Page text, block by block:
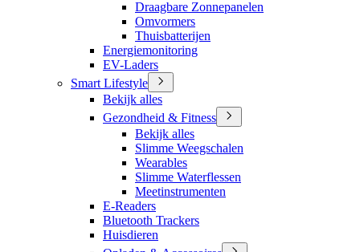
Draagbare Zonnepanelen
Omvormers
Thuisbatterijen
Energiemonitoring
EV-Laders
Smart Lifestyle
Bekijk alles
Gezondheid & Fitness
Bekijk alles
Slimme Weegschalen
Wearables
Slimme Waterflessen
Meetinstrumenten
E-Readers
Bluetooth Trackers
Huisdieren